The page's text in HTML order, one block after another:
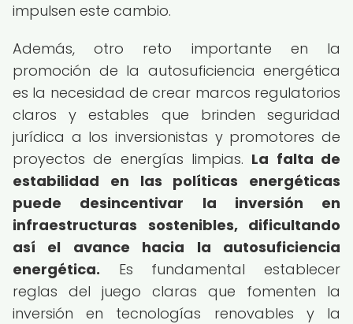
impulsen este cambio.
Además, otro reto importante en la
promoción de la autosuficiencia energética
es la necesidad de crear marcos regulatorios
claros y estables que brinden seguridad
jurídica a los inversionistas y promotores de
proyectos de energías limpias. La falta de
estabilidad en las políticas energéticas
puede desincentivar la inversión en
infraestructuras sostenibles, dificultando
así el avance hacia la autosuficiencia
energética. Es fundamental establecer
reglas del juego claras que fomenten la
inversión en tecnologías renovables y la